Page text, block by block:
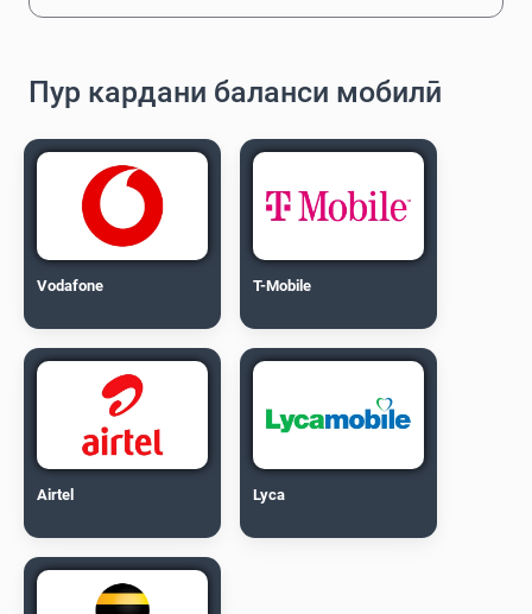
Пур кардани баланси мобилӣ
Vodafone T-Mobile
Airtel Lyca